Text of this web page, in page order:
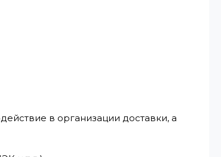
в организации доставки, а